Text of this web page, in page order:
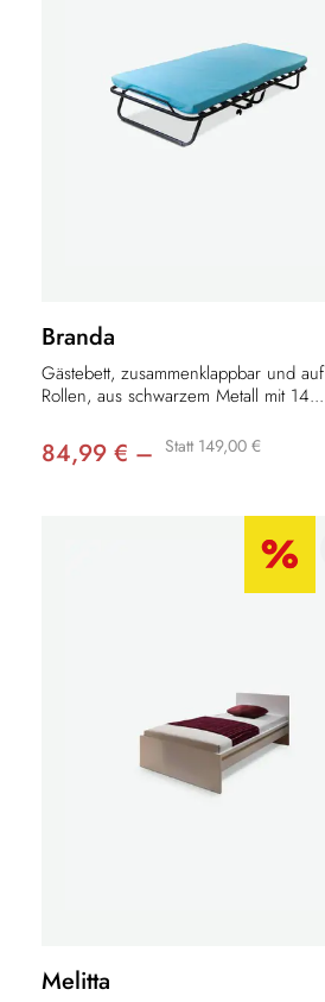
Branda
Gästebett, zusammenklappbar und auf
Rollen, aus schwarzem Metall mit 14...
84,99 € – Statt 149,00 €
Melitta